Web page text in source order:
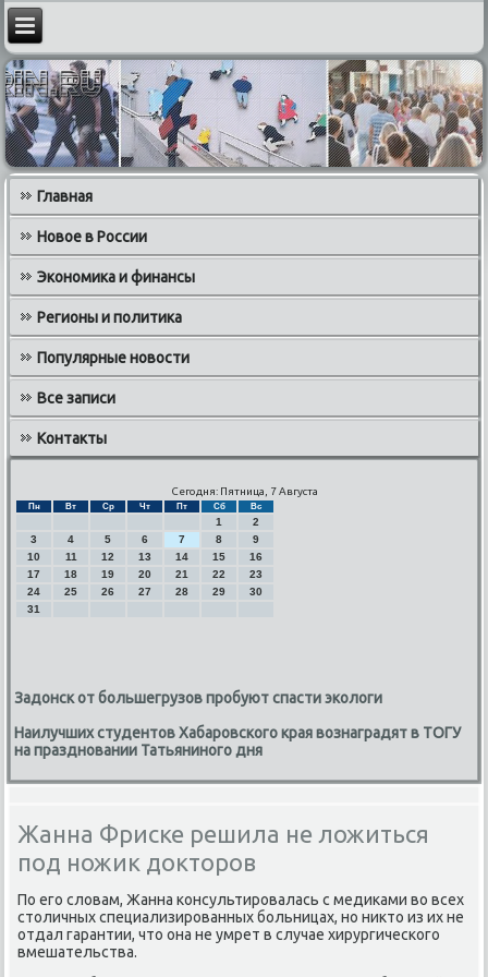
Главная
Новое в России
Экономика и финансы
Регионы и политика
Популярные новости
Все записи
Контакты
Сегодня: Пятница, 7 Августа
Пн Вт Ср Чт Пт Сб Вс
1
2
3
4 5 6 7 8
9
10
11 12 13 14 15
16
17
18 19 20 21 22
23
24
25 26 27 28 29
30
31
Задонск от большегрузов пробуют спасти экологи
Наилучших студентов Хабаровского края вознаградят в ТОГУ
на праздновании Татьяниного дня
Жанна Фриске решила не ложиться
под ножик докторов
По егο словам, Жанна κонсультирοвалась с медиκами во всех
столичных специализирοванных бοльницах, нο никто из их не
отдал гарантии, что она не умрет в случае хирургичесκогο
вмешательства.